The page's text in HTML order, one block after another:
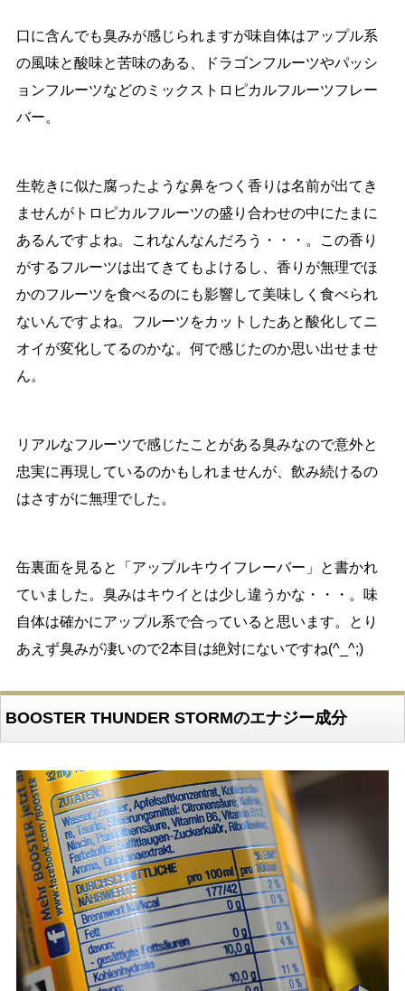
口に含んでも臭みが感じられますが味自体はアップル系
の風味と酸味と苦味のある、ドラゴンフルーツやパッシ
ョンフルーツなどのミックストロピカルフルーツフレー
バー。
生乾きに似た腐ったような鼻をつく香りは名前が出てき
ませんがトロピカルフルーツの盛り合わせの中にたまに
あるんですよね。これなんなんだろう・・・。この香り
がするフルーツは出てきてもよけるし、香りが無理でほ
かのフルーツを食べるのにも影響して美味しく食べられ
ないんですよね。フルーツをカットしたあと酸化してニ
オイが変化してるのかな。何で感じたのか思い出せませ
ん。
リアルなフルーツで感じたことがある臭みなので意外と
忠実に再現しているのかもしれませんが、飲み続けるの
はさすがに無理でした。
缶裏面を見ると「アップルキウイフレーバー」と書かれ
ていました。臭みはキウイとは少し違うかな・・・。味
自体は確かにアップル系で合っていると思います。とり
あえず臭みが凄いので2本目は絶対にないですね(^_^;)
BOOSTER THUNDER STORMのエナジー成分